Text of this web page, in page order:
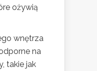
ożywią
wnętrza
na
takie jak